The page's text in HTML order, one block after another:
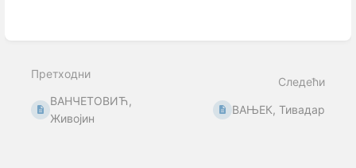
Претходни
ВАНЧЕТОВИЋ,
Живојин
Следећи
ВАЊЕК, Тивадар